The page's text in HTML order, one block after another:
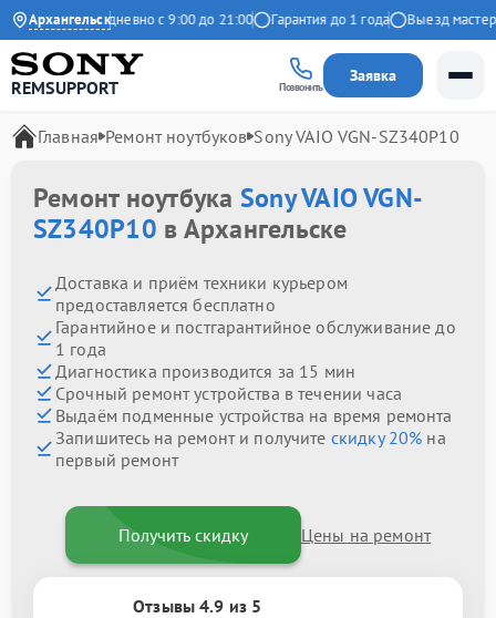
Архангельск
Ежедневно с 9:00 до 21:00 Гарантия до 1 года Выезд мастера
REMSUPPORT Позвонить
Заявка
Главная Ремонт ноутбуков Sony VAIO VGN-SZ340P10
Ремонт ноутбука Sony VAIO VGN-
SZ340P10 в Архангельске
Доставка и приём техники курьером
предоставляется бесплатно
Гарантийное и постгарантийное обслуживание до
1 года
Диагностика производится за 15 мин
Срочный ремонт устройства в течении часа
Выдаём подменные устройства на время ремонта
Запишитесь на ремонт и получите скидку 20% на
первый ремонт
Получить скидку Цены на ремонт
Отзывы 4.9 из 5